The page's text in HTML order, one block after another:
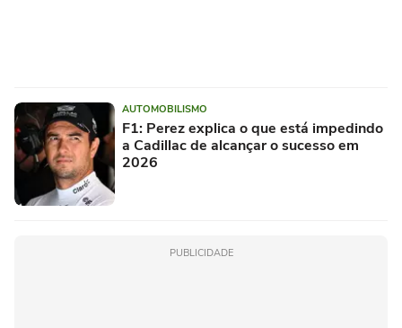
AUTOMOBILISMO
F1: Perez explica o que está impedindo
a Cadillac de alcançar o sucesso em
2026
PUBLICIDADE